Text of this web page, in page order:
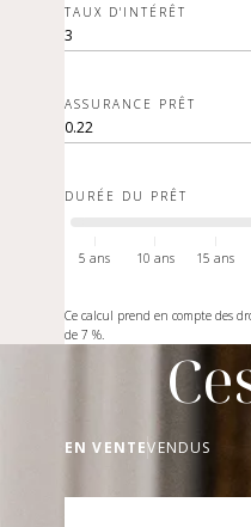
TAUX D'INTÉRÊT
ASSURANCE PRÊT
DURÉE DU PRÊT
5 ans 10 ans 15 ans
Ce calcul prend en compte des
de 7 %.
EN VENTEVENDUS